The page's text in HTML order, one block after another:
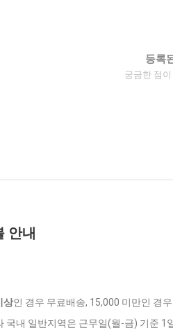
등록
궁금한 점
안내
상인 경우 무료배송, 15,000 미만인 경
국내 일반지역은 근무일(월-금) 기준